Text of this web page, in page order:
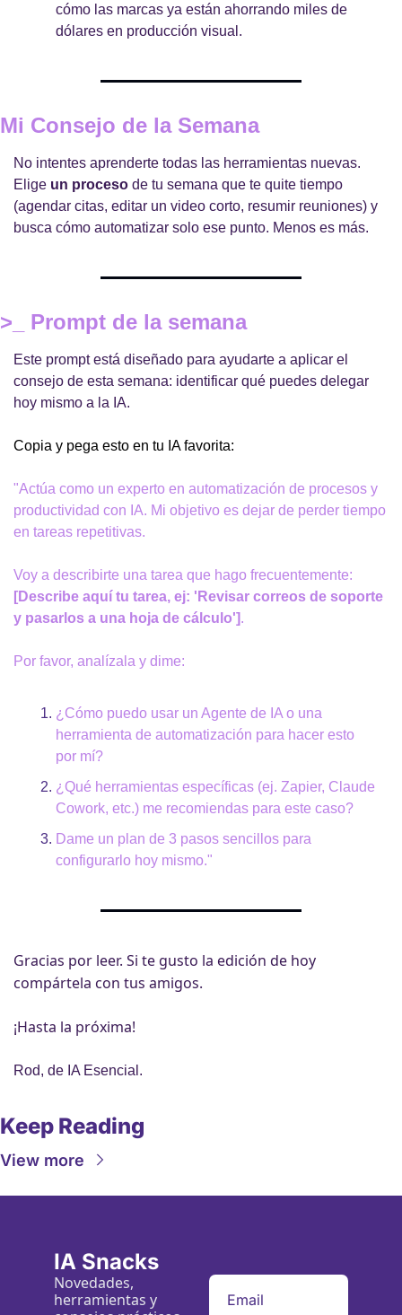
cómo las marcas ya están ahorrando miles de
dólares en producción visual.
Mi Consejo de la Semana
No intentes aprenderte todas las herramientas nuevas.
Elige un proceso de tu semana que te quite tiempo
(agendar citas, editar un video corto, resumir reuniones) y
busca cómo automatizar solo ese punto. Menos es más.
>_ Prompt de la semana
Este prompt está diseñado para ayudarte a aplicar el
consejo de esta semana: identificar qué puedes delegar
hoy mismo a la IA.
Copia y pega esto en tu IA favorita:
"Actúa como un experto en automatización de procesos y
productividad con IA. Mi objetivo es dejar de perder tiempo
en tareas repetitivas.
[Describe aquí tu tarea, ej: 'Revisar correos de soporte
y pasarlos a una hoja de cálculo'].
Por favor, analízala y dime:
¿Cómo puedo usar un Agente de IA o una
herramienta de automatización para hacer esto
por mí?
¿Qué herramientas específicas (ej. Zapier, Claude
Cowork, etc.) me recomiendas para este caso?
Dame un plan de 3 pasos sencillos para
configurarlo hoy mismo."
Gracias por leer. Si te gusto la edición de hoy
compártela con tus amigos.
¡Hasta la próxima!
Rod, de IA Esencial.
Keep Reading
View more
IA Snacks
Novedades,
herramientas y